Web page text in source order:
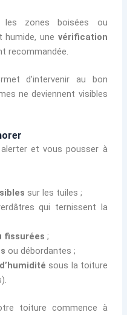
les zones boisées ou
humide, une vérification
recommandée.
d’intervenir au bon
ne deviennent visibles
et vous pousser à
sur les tuiles ;
qui ternissent la
fissurées ;
ou débordantes ;
sous la toiture
toiture commence à